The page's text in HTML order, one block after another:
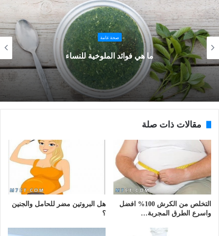
صحة عامة
ما هي فوائد الملوخية للنساء
مقالات ذات صلة
التخلص من الكرش 100% افضل
واسرع الطرق المجربة…
هل البروتين مضر للحامل والجنين
؟